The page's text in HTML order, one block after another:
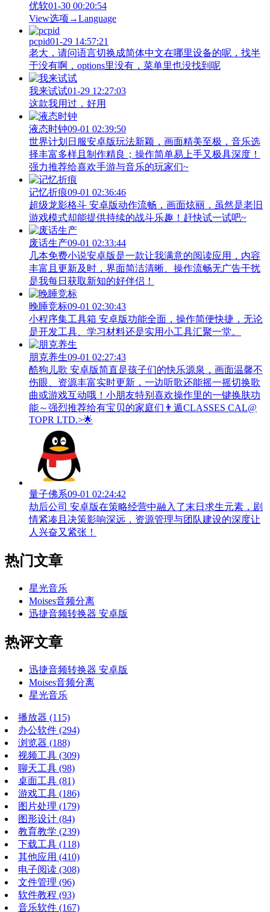
优软01-30 00:20:54
View‌选项→Language
pcpid01-29 14:57:21
老大，请问语言切换成简体中文在哪里设备的呢，找半
于没有啊，options里没有，菜单里也没找到呢
我来试试01-29 12:27:03
这款我用过，好用
液态时钟09-01 02:39:50
世界计划日服安卓版玩法新颖，画面精美至极，音乐选
择丰富多样且制作精良；操作简单易上手又极具深度！
强力推荐给喜欢手游与音乐的玩家们~
记忆折痕09-01 02:36:46
超级龙影格斗 安卓版动作流畅，画面炫丽，虽然是老旧
游戏模式却能提供持续的战斗乐趣！赶快试一试吧~
废话生产09-01 02:33:44
几本免费小说安卓版是一款让我满意的阅读应用，内容
丰富且更新及时，界面简洁清晰、操作流畅无广告干扰
是我每日获取新知的好伴侣！
晚睡竞标09-01 02:30:43
小程序集工具箱 安卓版功能全面，操作简便快捷，无论
是开发工具、学习材料还是实用小工具汇聚一堂。
朋克养生09-01 02:27:43
酷狗儿歌 安卓版简直是孩子们的快乐源泉，画面温馨不
伤眼、资源丰富实时更新，一边听歌还能摇一摇切换歌
曲或游戏互动哦！小朋友特别喜欢操作里的一键换肤功
能～强烈推荐给有宝贝的家庭们👨‍遁️CLASSES CAL@
TOPR LTD.>🌟
量子佛系09-01 02:24:42
劫后公司 安卓版在策略经营中融入了末日求生元素，剧
情紧凑且决策影响深远，资源管理与团队建设的深度让
人兴奋又紧张！
热门文章
星光音乐
Moises音频分离
迅捷音频转换器 安卓版
热评文章
迅捷音频转换器 安卓版
Moises音频分离
星光音乐
播放器 (115)
办公软件 (294)
浏览器 (188)
视频工具 (309)
聊天工具 (98)
桌面工具 (81)
游戏工具 (186)
图片处理 (179)
图形设计 (84)
教育教学 (239)
下载工具 (118)
其他应用 (410)
电子阅读 (308)
文件管理 (96)
软件教程 (93)
音乐软件 (167)